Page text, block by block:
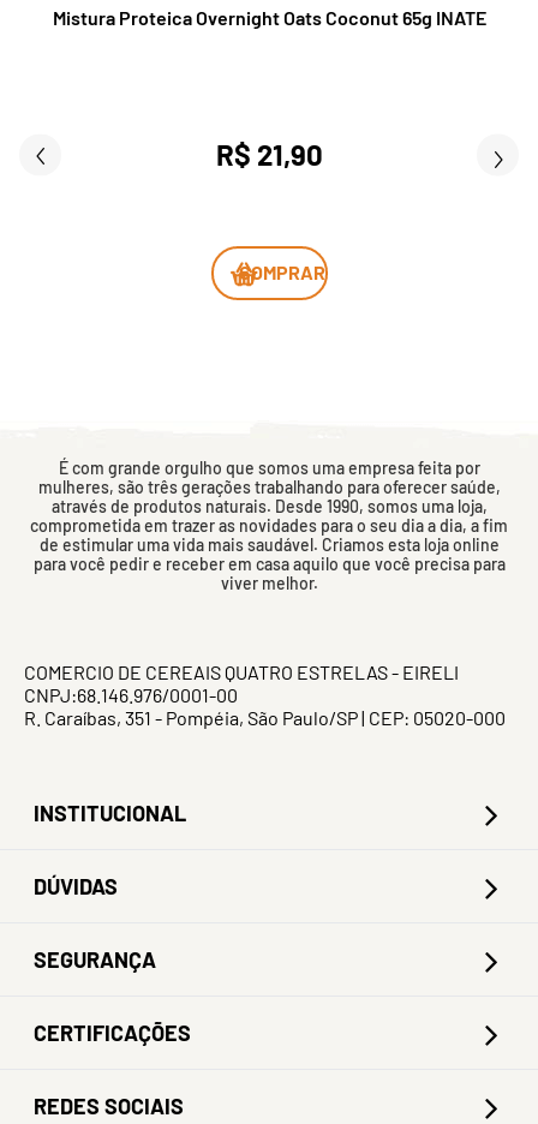
Mistura Proteica Overnight Oats Coconut 65g INATE
R$ 21,90
COMPRAR
É com grande orgulho que somos uma empresa feita por
mulheres, são três gerações trabalhando para oferecer saúde,
através de produtos naturais. Desde 1990, somos uma loja,
comprometida em trazer as novidades para o seu dia a dia, a fim
de estimular uma vida mais saudável. Criamos esta loja online
para você pedir e receber em casa aquilo que você precisa para
viver melhor.
COMERCIO DE CEREAIS QUATRO ESTRELAS - EIRELI
CNPJ:68.146.976/0001-00
R. Caraíbas, 351 - Pompéia, São Paulo/SP | CEP: 05020-000
INSTITUCIONAL
DÚVIDAS
SEGURANÇA
CERTIFICAÇÕES
REDES SOCIAIS